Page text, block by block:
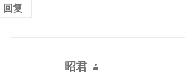
回复
昭君
说